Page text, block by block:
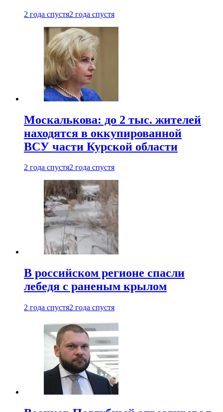
2 года спустя2 года спустя
Москалькова: до 2 тыс. жителей
находятся в оккупированной
ВСУ части Курской области
2 года спустя2 года спустя
В российском регионе спасли
лебедя с раненым крылом
2 года спустя2 года спустя